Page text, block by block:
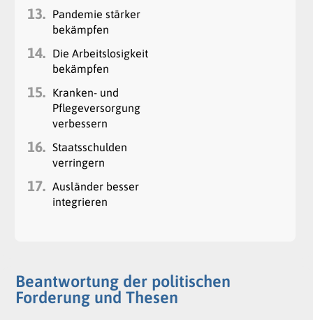
13.
Pandemie stärker
bekämpfen
14.
Die Arbeitslosigkeit
bekämpfen
15.
Kranken- und
Pflegeversorgung
verbessern
16. Staatsschulden
verringern
17. Ausländer besser
integrieren
Beantwortung der politischen
Forderung und Thesen